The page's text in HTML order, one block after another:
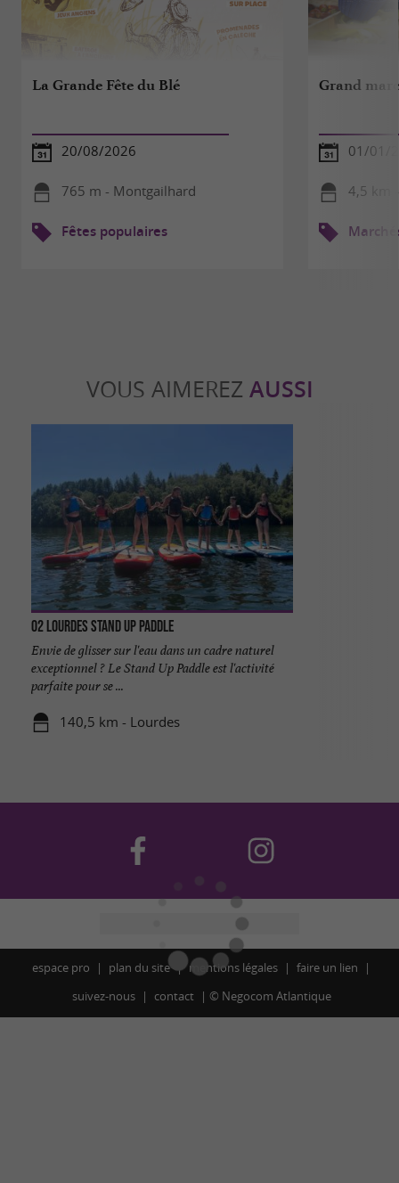
La Grande Fête du Blé
20/08/2026
765 m - Montgailhard
Fêtes populaires
Grand
01/01/
4,5 km
VOUS AIMEREZ AUSSI
O2 Lourdes Stand Up Paddle
Envie de glisser sur l'eau dans un cadre naturel
exceptionnel ? Le Stand Up Paddle est l'activité
parfaite pour se ...
140,5 km - Lourdes
espace pro plan du site mentions légales
faire un lien
suivez-nous
contact © Negocom Atlantique